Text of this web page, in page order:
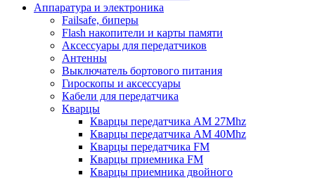
Аппаратура и электроника
Failsafe, биперы
Flash накопители и карты памяти
Аксессуары для передатчиков
Антенны
Выключатель бортового питания
Гироскопы и аксессуары
Кабели для передатчика
Кварцы
Кварцы передатчика AM 27Mhz
Кварцы передатчика AM 40Mhz
Кварцы передатчика FM
Кварцы приемника FM
Кварцы приемника двойного